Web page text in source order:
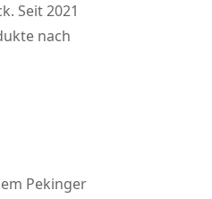
Seit 2021
nach
Pekinger